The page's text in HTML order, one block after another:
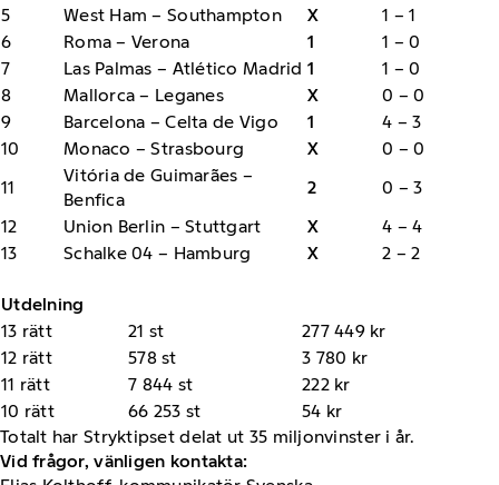
5
West Ham – Southampton X
1 – 1
6
Roma – Verona 1
1 – 0
7
Las Palmas – Atlético Madrid 1
1 – 0
8
Mallorca – Leganes X
0 – 0
9
Barcelona – Celta de Vigo 1
4 – 3
10
Monaco – Strasbourg X
0 – 0
11
Vitória de Guimarães –
Benfica
2
0 – 3
12
Union Berlin – Stuttgart X
4 – 4
13
Schalke 04 – Hamburg X 2 – 2
Utdelning
13 rätt
21 st
277 449 kr
12 rätt
578 st
3 780 kr
11 rätt
7 844 st
222 kr
10 rätt
66 253 st
54 kr
Totalt har Stryktipset delat ut 35 miljonvinster i år.
Vid frågor, vänligen kontakta: